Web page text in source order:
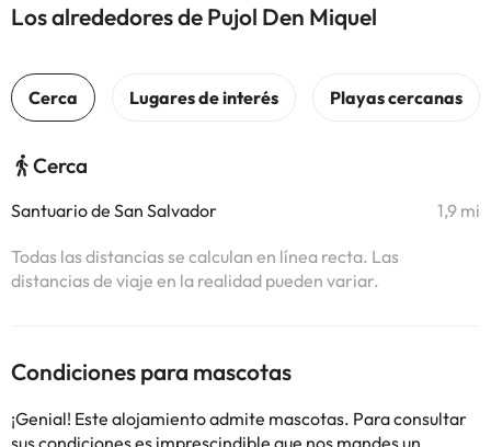
Los alrededores de Pujol Den Miquel
Cerca
Santuario de San Salvador 1,9 mi
Todas las distancias se calculan en línea recta. Las
distancias de viaje en la realidad pueden variar.
Condiciones para mascotas
¡Genial! Este alojamiento admite mascotas. Para consultar
sus condiciones es imprescindible que nos mandes un